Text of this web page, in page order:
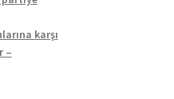
karşı
–